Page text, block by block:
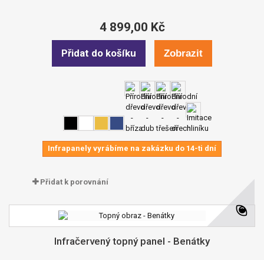
4 899,00 Kč
Přidat do košíku Zobrazit
Infrapanely vyrábíme na zakázku do 14-ti dní
Přidat k porovnání
Infračervený topný panel - Benátky